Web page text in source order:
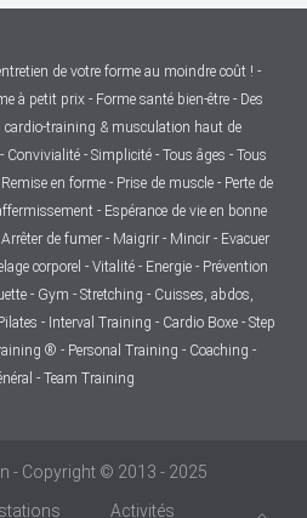
de votre forme au moindre coût ! -
à petit prix - Forme santé bien-être - Des
cardio-training & musculation haut de
Convivialité - Simplicité - Tous âges - Tous
en forme - Prise de muscle - Perte de
- Espérance de vie en bonne
de fumer - Maigrir - Mincir - Evacuer
corporel - Vitalité - Energie - Prévention
- Gym - Stretching - Cuisses, abdos,
- Interval Training - Cardio Boxe - Step
® - Personal Training - Coaching -
- Team Training
- Copyright © 2013 - 2025
Activités